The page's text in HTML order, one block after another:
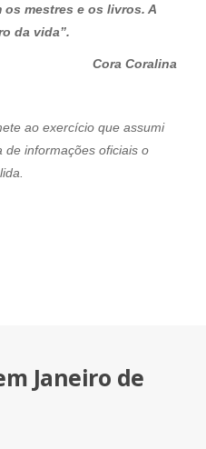
os mestres e os livros. A
da vida”.
ao exercício que assumi
de informações oficiais o
Janeiro de